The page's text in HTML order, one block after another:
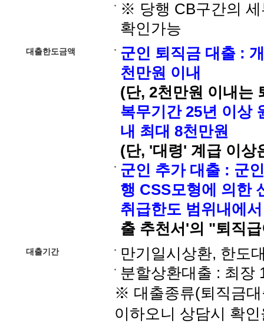
※ 당행 CB구간의 세
확인가능
대출한도금액
군인 퇴직금 대출 :
천만원 이내
(단, 2천만원 이내는
복무기간 25년 이상
내 최대 8천만원
(단, '대령' 계급 이상
군인 추가 대출 : 군
행 CSS모형에 의한
취급한도 범위내에
출 추천서'의 "퇴직
대출기간
만기일시상환, 한도
분할상환대출 : 최장
※ 대출종류(퇴직금
이하오니 상담시 확